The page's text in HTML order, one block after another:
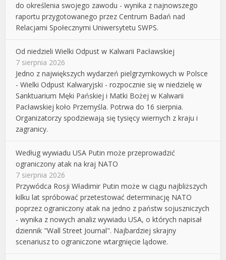
do określenia swojego zawodu - wynika z najnowszego
raportu przygotowanego przez Centrum Badań nad
Relacjami Społecznymi Uniwersytetu SWPS.
Od niedzieli Wielki Odpust w Kalwarii Pacławskiej
7 sierpnia 2026
Jedno z największych wydarzeń pielgrzymkowych w Polsce
- Wielki Odpust Kalwaryjski - rozpocznie się w niedzielę w
Sanktuarium Męki Pańskiej i Matki Bożej w Kalwarii
Pacławskiej koło Przemyśla. Potrwa do 16 sierpnia.
Organizatorzy spodziewają się tysięcy wiernych z kraju i
zagranicy.
Według wywiadu USA Putin może przeprowadzić
ograniczony atak na kraj NATO
7 sierpnia 2026
Przywódca Rosji Władimir Putin może w ciągu najbliższych
kilku lat spróbować przetestować determinację NATO
poprzez ograniczony atak na jedno z państw sojuszniczych
- wynika z nowych analiz wywiadu USA, o których napisał
dziennik "Wall Street Journal". Najbardziej skrajny
scenariusz to ograniczone wtargnięcie lądowe.